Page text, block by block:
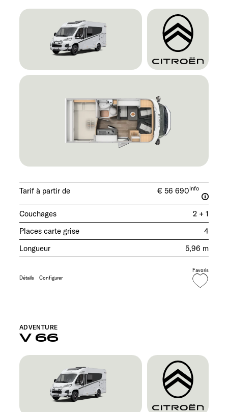
Tarif à partir de € 56 690Info
Couchages
2 + 1
Places carte grise
4
Longueur
5,96 m
Détails Configurer
Favoris
V 66
ADVENTURE